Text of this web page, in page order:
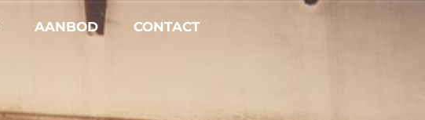
AANBOD CONTACT